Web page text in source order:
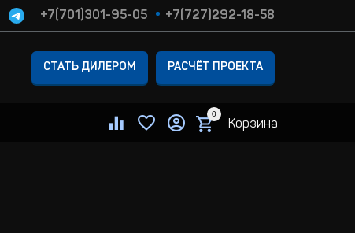
+7(701)301-95-05 +7(727)292-18-58
СТАТЬ ДИЛЕРОМ РАСЧЁТ ПРОЕКТА
0
Корзина